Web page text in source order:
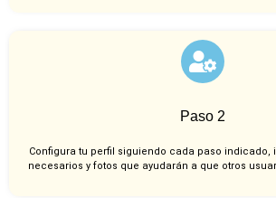
Paso 2
Configura tu perfil siguiendo cada paso indicado,
necesarios y fotos que ayudarán a que otros